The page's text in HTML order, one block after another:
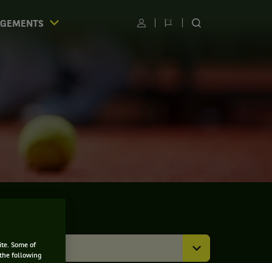
UtilisateurChangerRECHERCHER
Toutes
Some of
following